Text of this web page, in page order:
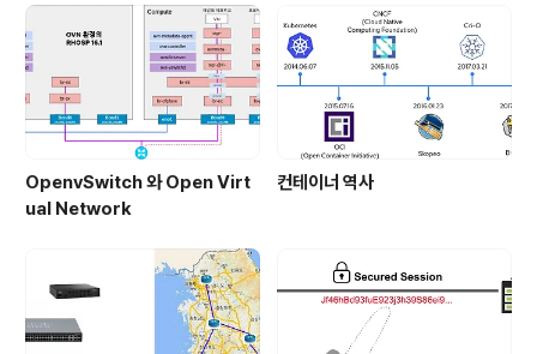
OpenvSwitch 와 Open Virt
ual Network
컨테이너 역사